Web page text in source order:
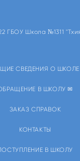
ГБОУ Школа №1311
СВЕДЕНИЯ О ШКОЛЕ
В ШКОЛУ ✉
ЗАКАЗ СПРАВОК
КОНТАКТЫ
В ШКОЛУ